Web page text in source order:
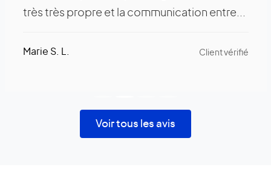
très très propre et la communication entre...
Marie S. L. Client vérifié
Voir tous les avis